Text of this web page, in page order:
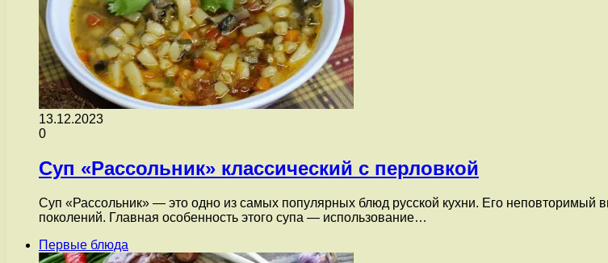
13.12.2023
0
Суп «Рассольник» классический с перловкой
Суп «Рассольник» — это одно из самых популярных блюд русской кухни. Его неповторимый
поколений. Главная особенность этого супа — использование…
Первые блюда